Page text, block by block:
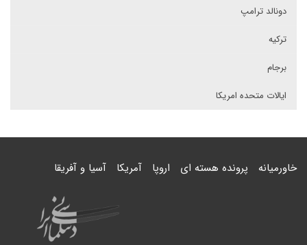
دونالد ترامپ
ترکیه
برجام
ایالات متحده امریکا
خاورمیانه پرونده هسته ای اروپا آمریکا آسیا و آفریقا